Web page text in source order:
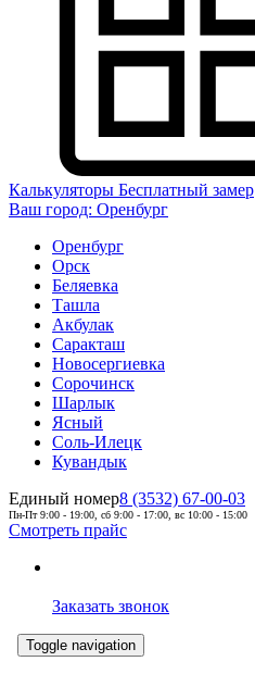
Калькуляторы Бесплатный замер
Ваш город: Оренбург
Оренбург
Орск
Беляевка
Ташла
Акбулак
Саракташ
Новосергиевка
Сорочинск
Шарлык
Ясный
Соль-Илецк
Кувандык
Единый номер8 (3532) 67-00-03
Пн-Пт 9:00 - 19:00, сб 9:00 - 17:00, вс 10:00 - 15:00
Смотреть прайс
Заказать звонок
Toggle navigation